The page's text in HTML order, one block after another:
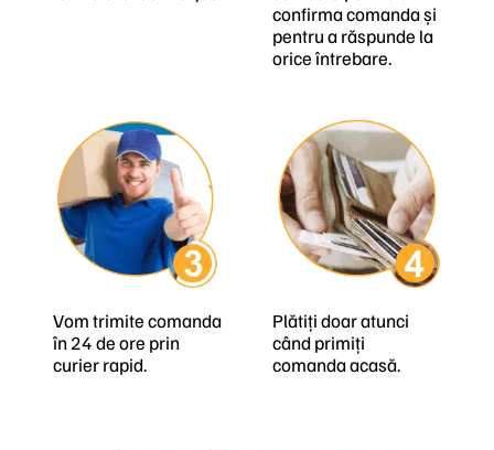
confirma comanda și
pentru a răspunde la
orice întrebare.
Vom trimite comanda
în 24 de ore prin
curier rapid.
Plătiți doar atunci
când primiți
comanda acasă.